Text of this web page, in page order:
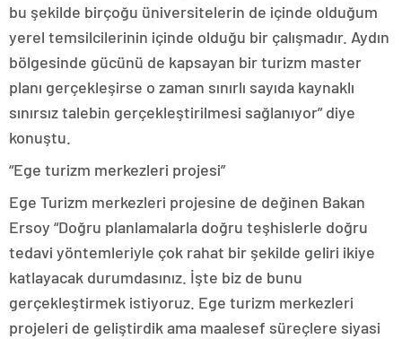
bu şekilde birçoğu üniversitelerin de içinde olduğum
yerel temsilcilerinin içinde olduğu bir çalışmadır. Aydın
bölgesinde gücünü de kapsayan bir turizm master
planı gerçekleşirse o zaman sınırlı sayıda kaynaklı
sınırsız talebin gerçekleştirilmesi sağlanıyor” diye
konuştu.
“Ege turizm merkezleri projesi”
Ege Turizm merkezleri projesine de değinen Bakan
Ersoy “Doğru planlamalarla doğru teşhislerle doğru
tedavi yöntemleriyle çok rahat bir şekilde geliri ikiye
katlayacak durumdasınız. İşte biz de bunu
gerçekleştirmek istiyoruz. Ege turizm merkezleri
projeleri de geliştirdik ama maalesef süreçlere siyasi